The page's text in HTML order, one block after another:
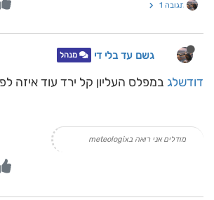
תגובה 1
גשם עד בלי די מנהל
דודשלג במפלס העליון קל ירד עוד איזה
מודלים אני רואה בmeteologix